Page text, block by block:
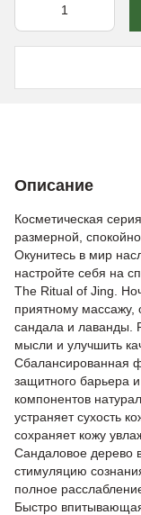
Описание
Косметическая
размерной,
Окунитесь в мир
настройте себя на
The Ritual of Jing.
приятному
сандала и лаванды.
мысли и улучшить
Сбалансированная
защитного барьера
компонентов
устраняет сухость
сохраняет кожу
Сандаловое дерево
стимуляцию
полное
Быстро